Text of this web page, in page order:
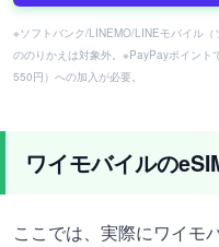
※ソフトバンク/LINEMO/LINEモバイル
ののりかえは対象外。※PayPayポイント
550円）への加入が必要。
ワイモバイルの
ここでは、実際にワイモ